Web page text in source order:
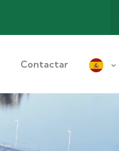
Contactar